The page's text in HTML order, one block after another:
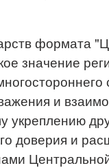
формата
значение
и
укреплению
доверия и